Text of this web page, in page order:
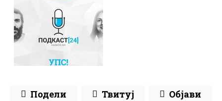
Подели Твитуј
Објави